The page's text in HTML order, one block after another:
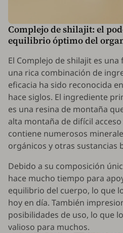
Complejo de shilajit: el
equilibrio óptimo del
El Complejo de shilajit es
una rica combinación de
eficacia ha sido reconocida
hace siglos. El ingrediente
es una resina de montaña
alta montaña de difícil
contiene numerosos
orgánicos y otras sustancias
Debido a su composición
hace mucho tiempo para
equilibrio del cuerpo, lo que
hoy en día. También
posibilidades de uso, lo que
valioso para muchos.